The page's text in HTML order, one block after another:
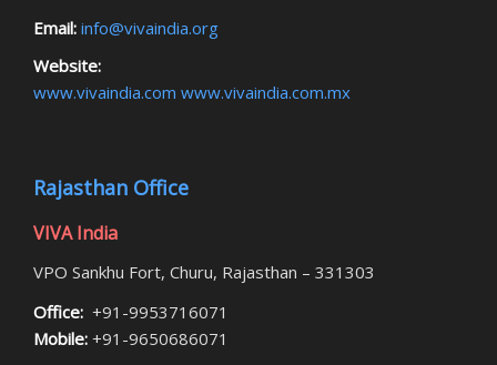
Email: info@vivaindia.org
Website:
www.vivaindia.com www.vivaindia.com.mx
Rajasthan Office
VIVA India
VPO Sankhu Fort, Churu, Rajasthan – 331303
Office: +91-9953716071
Mobile: +91-9650686071